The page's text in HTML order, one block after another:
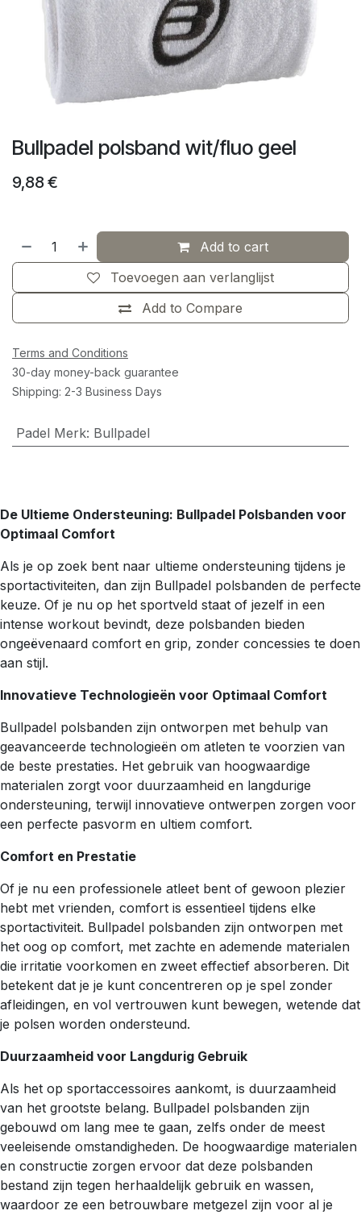
Bullpadel polsband wit/fluo geel
9,88€
Add to cart
Add to Compare
Toevoegen aan verlanglijst
Terms and Conditions
30-day money-back guarantee
Shipping: 2-3 Business Days
Padel Merk: Bullpadel
De Ultieme Ondersteuning: Bullpadel Polsbanden voor
Optimaal Comfort
Als je op zoek bent naar ultieme ondersteuning tijdens je
sportactiviteiten, dan zijn Bullpadel polsbanden de perfecte
keuze. Of je nu op het sportveld staat of jezelf in een
intense workout bevindt, deze polsbanden bieden
ongeëvenaard comfort en grip, zonder concessies te doen
aan stijl.
Innovatieve Technologieën voor Optimaal Comfort
Bullpadel polsbanden zijn ontworpen met behulp van
geavanceerde technologieën om atleten te voorzien van
de beste prestaties. Het gebruik van hoogwaardige
materialen zorgt voor duurzaamheid en langdurige
ondersteuning, terwijl innovatieve ontwerpen zorgen voor
een perfecte pasvorm en ultiem comfort.
Comfort en Prestatie
Of je nu een professionele atleet bent of gewoon plezier
hebt met vrienden, comfort is essentieel tijdens elke
sportactiviteit. Bullpadel polsbanden zijn ontworpen met
het oog op comfort, met zachte en ademende materialen
die irritatie voorkomen en zweet effectief absorberen. Dit
betekent dat je je kunt concentreren op je spel zonder
afleidingen, en vol vertrouwen kunt bewegen, wetende dat
je polsen worden ondersteund.
Duurzaamheid voor Langdurig Gebruik
Als het op sportaccessoires aankomt, is duurzaamheid
van het grootste belang. Bullpadel polsbanden zijn
gebouwd om lang mee te gaan, zelfs onder de meest
veeleisende omstandigheden. De hoogwaardige materialen
en constructie zorgen ervoor dat deze polsbanden
bestand zijn tegen herhaaldelijk gebruik en wassen,
waardoor ze een betrouwbare metgezel zijn voor al je